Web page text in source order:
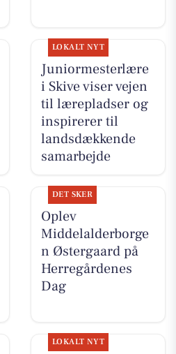
LOKALT NYT
Juniormesterlære
i Skive viser vejen
til lærepladser og
inspirerer til
landsdækkende
samarbejde
DET SKER
Oplev
Middelalderborge
n Østergaard på
Herregårdenes
Dag
LOKALT NYT